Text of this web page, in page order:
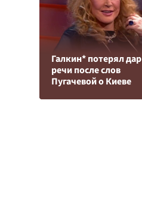
Галкин* потерял дар
речи после слов
Пугачевой о Киеве